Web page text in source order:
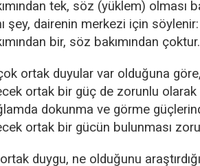
tek, söz (yüklem) olması
şey, dairenin merkezi için
bir, söz bakımından çoktur.
ortak duyular var olduğuna
ortak bir güç de zorunlu olarak
dokunma ve görme
ortak bir gücün bulunması
duygu, ne olduğunu